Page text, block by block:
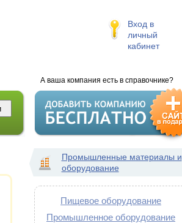
Вход в
личный
кабинет
А ваша компания есть в справочнике?
Промышленные материалы и
оборудование
Пищевое оборудование
Промышленное оборудование